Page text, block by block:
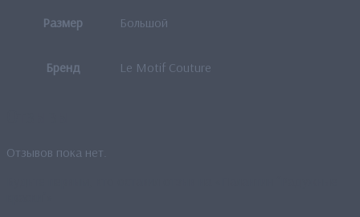
Размер Большой
Бренд Le Motif Couture
Отзывов пока нет.